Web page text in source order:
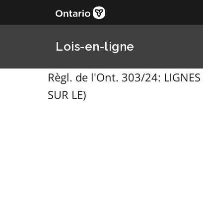
Lois-en-ligne
Règl. de l'Ont. 303/24: LIGNES
SUR LE)